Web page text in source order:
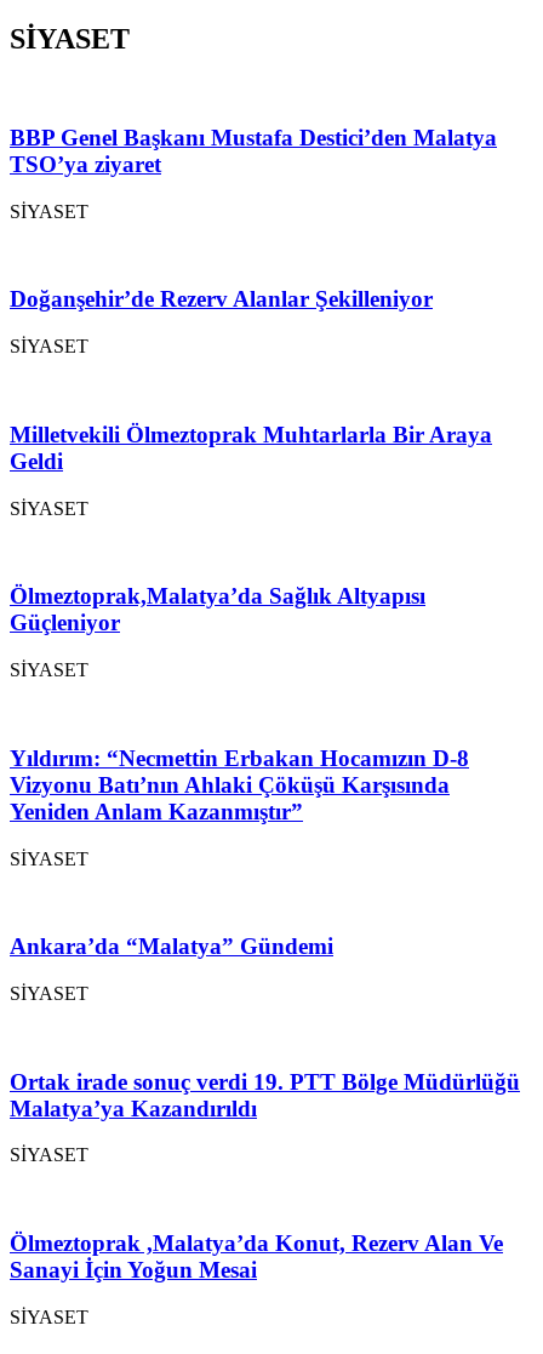
SİYASET
BBP Genel Başkanı Mustafa Destici’den Malatya
TSO’ya ziyaret
SİYASET
Doğanşehir’de Rezerv Alanlar Şekilleniyor
SİYASET
Milletvekili Ölmeztoprak Muhtarlarla Bir Araya
Geldi
SİYASET
Ölmeztoprak,Malatya’da Sağlık Altyapısı
Güçleniyor
SİYASET
Yıldırım: “Necmettin Erbakan Hocamızın D-8
Vizyonu Batı’nın Ahlaki Çöküşü Karşısında
Yeniden Anlam Kazanmıştır”
SİYASET
Ankara’da “Malatya” Gündemi
SİYASET
Ortak irade sonuç verdi 19. PTT Bölge Müdürlüğü
Malatya’ya Kazandırıldı
SİYASET
Ölmeztoprak ,Malatya’da Konut, Rezerv Alan Ve
Sanayi İçin Yoğun Mesai
SİYASET